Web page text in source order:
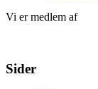
Vi er medlem af
Sider